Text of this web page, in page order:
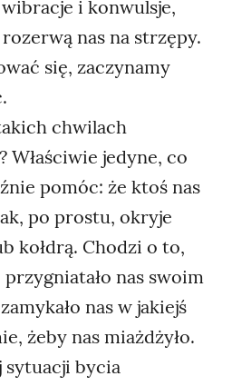
i konwulsje,
nas na strzępy.
się, zaczynamy
chwilach
Właściwie jedyne, co
pomóc: że ktoś nas
po prostu, okryje
kołdrą. Chodzi o to,
nas swoim
nas w jakiejś
żeby nas miażdżyło.
sytuacji bycia